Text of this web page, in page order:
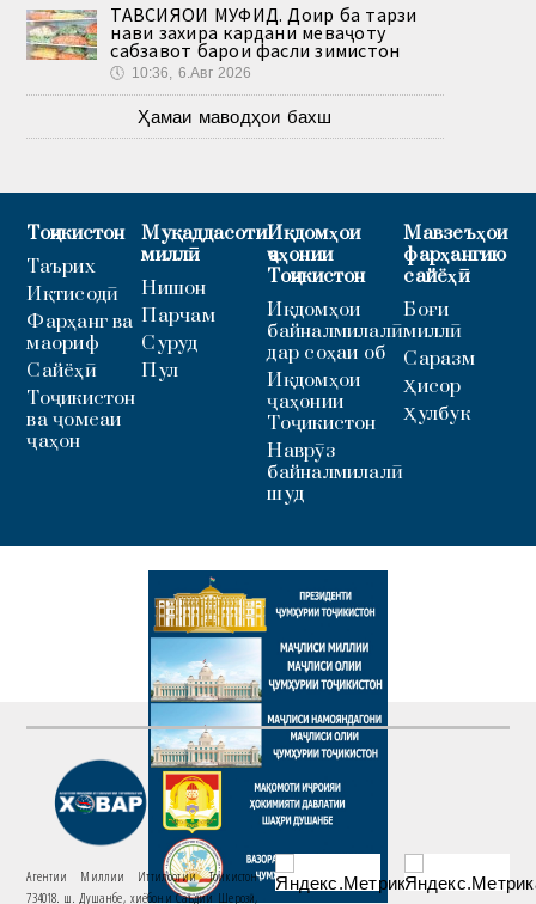
ТАВСИЯҲОИ МУФИД. Доир ба тарзи
нави захира кардани меваҷоту
сабзавот барои фасли зимистон
🕔 10:36, 6.Авг 2026
Ҳамаи маводҳои бахш
Тоҷикистон
Таърих
Иқтисодӣ
Фарҳанг ва
маориф
Сайёҳӣ
Тоҷикистон
ва ҷомеаи
ҷаҳон
Муқаддасоти
миллӣ
Нишон
Парчам
Суруд
Пул
Иқдомҳои
ҷаҳонии
Тоҷикистон
Иқдомҳои
байналмилалӣ
дар соҳаи об
Иқдомҳои
ҷаҳонии
Тоҷикистон
Наврӯз
байналмилалӣ
шуд
Мавзеъҳои
фарҳангию
сайёҳӣ
Боғи
миллӣ
Саразм
Ҳисор
Ҳулбук
Агентии Миллии Иттилоотии Тоҷикистон
734018. ш. Душанбе, хиёбони Саъдии Шерозӣ,